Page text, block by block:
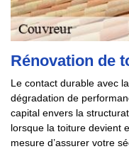
Rénovation de
Le contact durable avec
dégradation de
capital envers la
lorsque la toiture devient
mesure d’assurer votre